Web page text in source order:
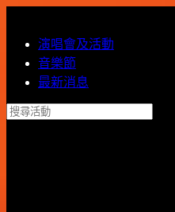
演唱會及活動
音樂節
最新消息
搜尋活動